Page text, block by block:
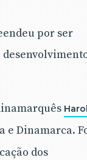
por ser
e Dinamarca.
dos